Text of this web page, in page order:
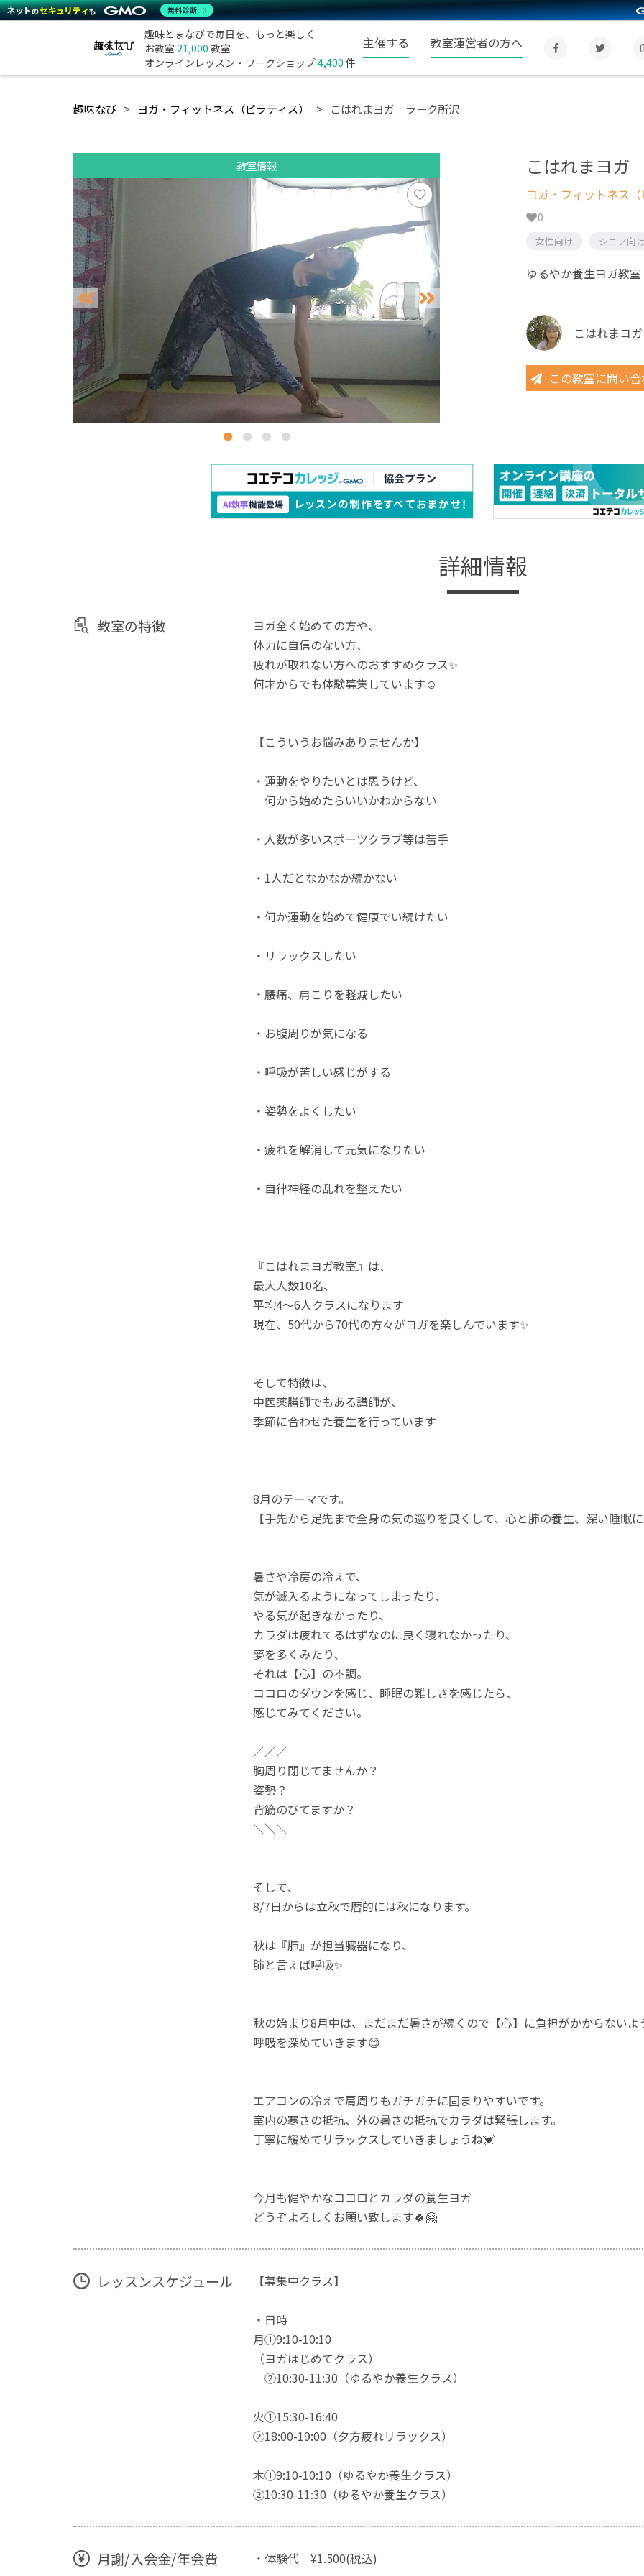
趣味とまなびで毎日を、もっと楽しく
お教室 21,000 教室
オンラインレッスン・ワークショップ4,400 件
主催する 教室運営者の方へ
趣味なび ヨガ・フィットネス（ピラティス） こはれまヨガ ラーク所沢
教室情報 こはれまヨガ
ヨガ・フィットネス（
0
女性向け シニア向け
ゆるやか養生ヨガ教室
こはれまヨガ
この教室に問い
詳細情報
教室の特徴
ヨガ全く始めての方や、
体力に自信のない方、
疲れが取れない方へのおすすめクラス✨
何才からでも体験募集しています☺️
【こういうお悩みありませんか】
・運動をやりたいとは思うけど、
何から始めたらいいかわからない
・人数が多いスポーツクラブ等は苦手
・1人だとなかなか続かない
・何か運動を始めて健康でい続けたい
・リラックスしたい
・腰痛、肩こりを軽減したい
・お腹周りが気になる
・呼吸が苦しい感じがする
・姿勢をよくしたい
・疲れを解消して元気になりたい
・自律神経の乱れを整えたい
『こはれまヨガ教室』は、
最大人数10名、
平均4〜6人クラスになります
現在、50代から70代の方々がヨガを楽しんでいます✨
そして特徴は、
中医薬膳師でもある講師が、
季節に合わせた養生を行っています
8月のテーマです。
【手先から足先まで全身の気の巡りを良くして、心と肺の養生、深い睡眠に
暑さや冷房の冷えで、
気が滅入るようになってしまったり、
やる気が起きなかったり、
カラダは疲れてるはずなのに良く寝れなかったり、
夢を多くみたり、
それは【心】の不調。
ココロのダウンを感じ、睡眠の難しさを感じたら、
感じてみてください。
／／／
胸周り閉じてませんか？
姿勢？
背筋のびてますか？
＼＼＼
そして、
8/7日からは立秋で暦的には秋になります。
秋は『肺』が担当臓器になり、
肺と言えば呼吸✨
秋の始まり8月中は、まだまだ暑さが続くので【心】に負担がかからない
呼吸を深めていきます😊
エアコンの冷えで肩周りもガチガチに固まりやすいです。
室内の寒さの抵抗、外の暑さの抵抗でカラダは緊張します。
丁寧に緩めてリラックスしていきましょうね💓
今月も健やかなココロとカラダの養生ヨガ
どうぞよろしくお願い致します🍀🤗
レッスンスケジュール 【募集中クラス】
・日時
月①9:10-10:10
（ヨガはじめてクラス）
②10:30-11:30（ゆるやか養生クラス）
火①15:30-16:40
②18:00-19:00（夕方疲れリラックス）
木①9:10-10:10（ゆるやか養生クラス）
②10:30-11:30（ゆるやか養生クラス）
月謝/入会金/年会費 ・体験代 ¥1.500(税込)
無料診断